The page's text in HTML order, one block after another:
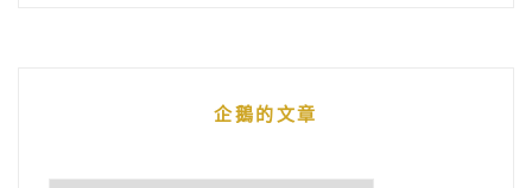
企鵝的文章